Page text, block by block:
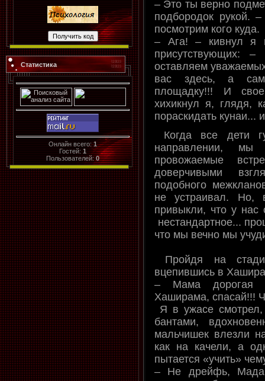
Статистика
Онлайн всего:1
Гостей:1
Пользователей:0
– Это ты верно
подбородок рукой.
посмотрим кого куда.
– Ага! – кивнул я
присутствующих:
оставляем
вас здесь, а
площадку!!! И
хихикнул я, глядя,
пораскидать кунаи...
Когда все дети
направлении, мы
провожаемые
доверчивыми
подобного
не устраивал. Но,
привыкли, что у
нестандартное...
что мы вечно мы
Пройдя на
вцепившись в
– Мама дорогая
Хаширама, спасай!!!
Я в ужасе
бантами,
мальчишек влезли
как на качели, а
пытается «учить»
– Не дрейфь,